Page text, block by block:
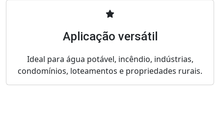
Aplicação versátil
Ideal para água potável, incêndio, indústrias,
condomínios, loteamentos e propriedades rurais.